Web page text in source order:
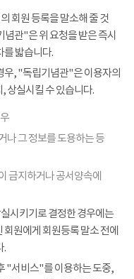
회원 등록을 말소해 줄 것
관"은 위 요청을 받은 즉시
를 밟습니다.
우, "독립기념관"은 이용자의
상실시킬 수 있습니다.
나 그 정보를 도용하는 등
금지하거나 공서양속에
시키기로 결정한 경우에는
원에게 회원등록 말소 전에
.
"서비스"를 이용하는 도중,